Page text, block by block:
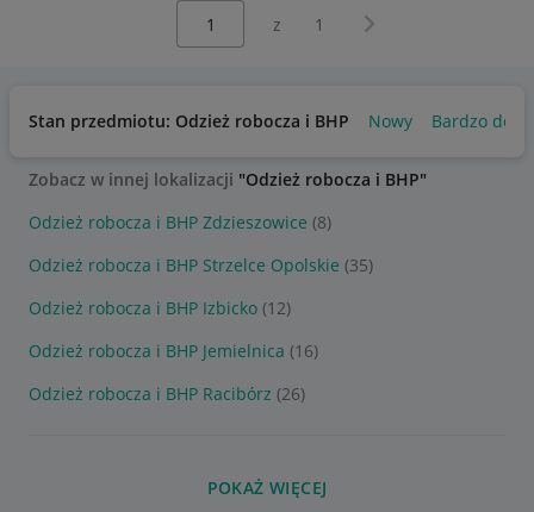
z 1 Następna strona
Stan przedmiotu: Odzież robocza i BHP Nowy Bardzo
Zobacz w innej lokalizacji "Odzież robocza i BHP"
Odzież robocza i BHP Zdzieszowice (8)
Odzież robocza i BHP Strzelce Opolskie (35)
Odzież robocza i BHP Izbicko (12)
Odzież robocza i BHP Jemielnica (16)
Odzież robocza i BHP Racibórz (26)
POKAŻ WIĘCEJ